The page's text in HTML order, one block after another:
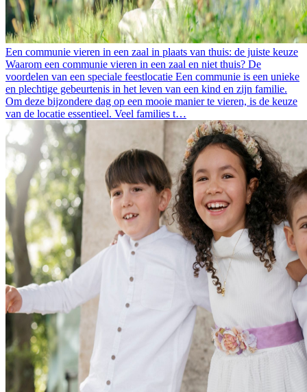
Een communie vieren in een zaal in plaats van thuis: de juiste keuze
Waarom een communie vieren in een zaal en niet thuis? De
voordelen van een speciale feestlocatie Een communie is een unieke
en plechtige gebeurtenis in het leven van een kind en zijn familie.
Om deze bijzondere dag op een mooie manier te vieren, is de keuze
van de locatie essentieel. Veel families t…